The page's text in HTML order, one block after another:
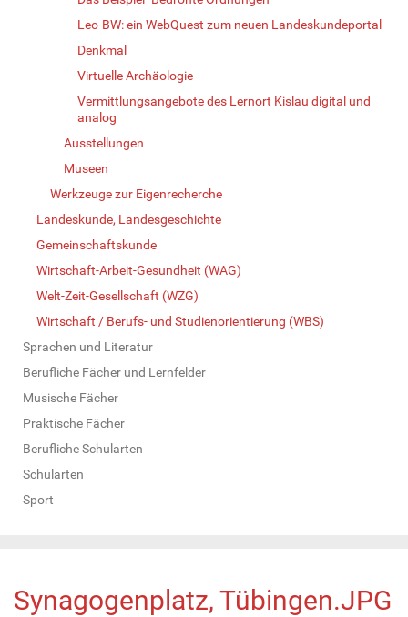
Leo-BW: ein WebQuest zum neuen Landeskundeportal
Denkmal
Virtuelle Archäologie
Vermittlungsangebote des Lernort Kislau digital und
analog
Ausstellungen
Museen
Werkzeuge zur Eigenrecherche
Landeskunde, Landesgeschichte
Gemeinschaftskunde
Wirtschaft-Arbeit-Gesundheit (WAG)
Welt-Zeit-Gesellschaft (WZG)
Wirtschaft / Berufs- und Studienorientierung (WBS)
Sprachen und Literatur
Berufliche Fächer und Lernfelder
Musische Fächer
Praktische Fächer
Berufliche Schularten
Schularten
Sport
Synagogenplatz, Tübingen.JPG